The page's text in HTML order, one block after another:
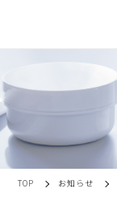
TOP お知らせ